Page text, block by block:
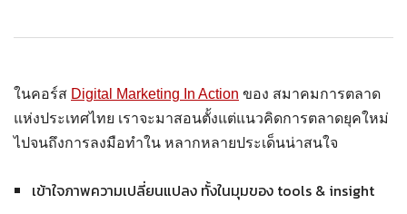
ในคอร์ส Digital Marketing In Action ของ สมาคมการตลาด
แห่งประเทศไทย เราจะมาสอนตั้งแต่แนวคิดการตลาดยุคใหม่
ไปจนถึงการลงมือทำใน หลากหลายประเด็นน่าสนใจ
เข้าใจภาพความเปลี่ยนแปลง ทั้งในมุมของ tools & insight